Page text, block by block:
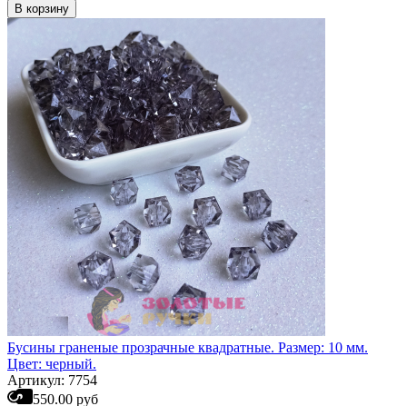
В корзину
Бусины граненые прозрачные квадратные. Размер: 10 мм.
Цвет: черный.
Артикул: 7754
550.00 руб